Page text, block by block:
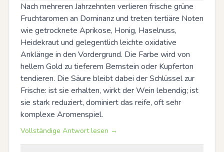
Nach mehreren Jahrzehnten verlieren frische grüne
Fruchtaromen an Dominanz und treten tertiäre Noten
wie getrocknete Aprikose, Honig, Haselnuss,
Heidekraut und gelegentlich leichte oxidative
Anklänge in den Vordergrund. Die Farbe wird von
hellem Gold zu tieferem Bernstein oder Kupferton
tendieren. Die Säure bleibt dabei der Schlüssel zur
Frische: ist sie erhalten, wirkt der Wein lebendig; ist
sie stark reduziert, dominiert das reife, oft sehr
komplexe Aromenspiel.
Vollständige Antwort lesen →